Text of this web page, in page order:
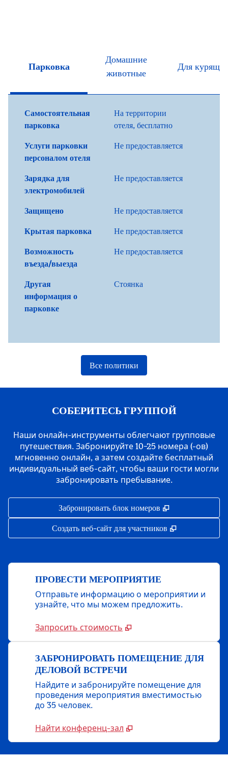
Парковка
Домашние
животные
Для
Самостоятельная
парковка
На территории
отеля, бесплатно
Услуги парковки
персоналом отеля
Не предоставляется
Зарядка для
электромобилей
Не предоставляется
Защищено
Не предоставляется
Крытая парковка
Не предоставляется
Возможность
въезда/выезда
Не предоставляется
Другая
информация о
парковке
Стоянка
Все политики
СОБЕРИТЕСЬ ГРУППОЙ
Наши онлайн-инструменты облегчают групповые
путешествия. Забронируйте 10−25 номера (-ов)
мгновенно онлайн, а затем создайте бесплатный
индивидуальный веб-сайт, чтобы ваши гости могли
забронировать пребывание.
Забронировать блок номеров ,
Создать веб-сайт для участников ,
ПРОВЕСТИ МЕРОПРИЯТИЕ
Отправьте информацию о мероприятии и
узнайте, что мы можем предложить.
Запросить стоимость
ЗАБРОНИРОВАТЬ ПОМЕЩЕНИЕ ДЛЯ
ДЕЛОВОЙ ВСТРЕЧИ
Найдите и забронируйте помещение для
проведения мероприятия вместимостью
до 35 человек.
Найти конференц-зал